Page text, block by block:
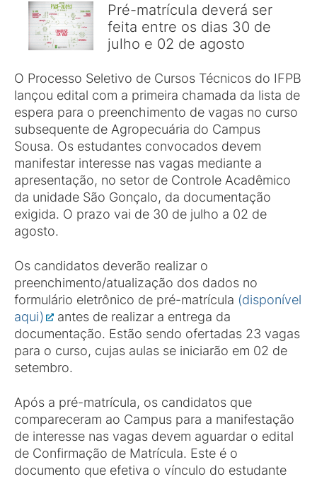
Pré-matrícula deverá ser
feita entre os dias 30 de
julho e 02 de agosto
O Processo Seletivo de Cursos Técnicos do IFPB
lançou edital com a primeira chamada da lista de
espera para o preenchimento de vagas no curso
subsequente de Agropecuária do Campus
Sousa. Os estudantes convocados devem
manifestar interesse nas vagas mediante a
apresentação, no setor de Controle Acadêmico
da unidade São Gonçalo, da documentação
exigida. O prazo vai de 30 de julho a 02 de
agosto.
Os candidatos deverão realizar o
preenchimento/atualização dos dados no
formulário eletrônico de pré-matrícula (disponível
aqui)
antes de realizar a entrega da
documentação. Estão sendo ofertadas 23 vagas
para o curso, cujas aulas se iniciarão em 02 de
setembro.
Após a pré-matrícula, os candidatos que
compareceram ao Campus para a manifestação
de interesse nas vagas devem aguardar o edital
de Confirmação de Matrícula. Este é o
documento que efetiva o vínculo do estudante